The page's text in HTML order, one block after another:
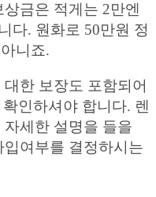
금은 적게는 2만엔
다. 원화로 50만원 정
니죠.
한 보장도 포함되어
인하셔야 합니다. 렌
세한 설명을 들을
여부를 결정하시는